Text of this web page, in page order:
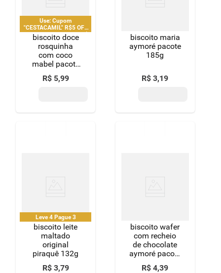
Use: Cupom
"CESTACAMIL" R$5 OFF
em compras acima de R$
25 | limitado a 2 pedido
por CPF
biscoito doce
rosquinha
com coco
mabel pacote
500g
R$ 5,99
biscoito maria
aymoré pacote
185g
R$ 3,19
Leve 4 Pague 3
biscoito leite
maltado
original
piraquê 132g
R$ 3,79
biscoito wafer
com recheio
de chocolate
aymoré pacote
105g
R$ 4,39